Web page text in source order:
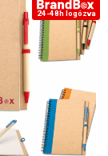
24-48h logózva